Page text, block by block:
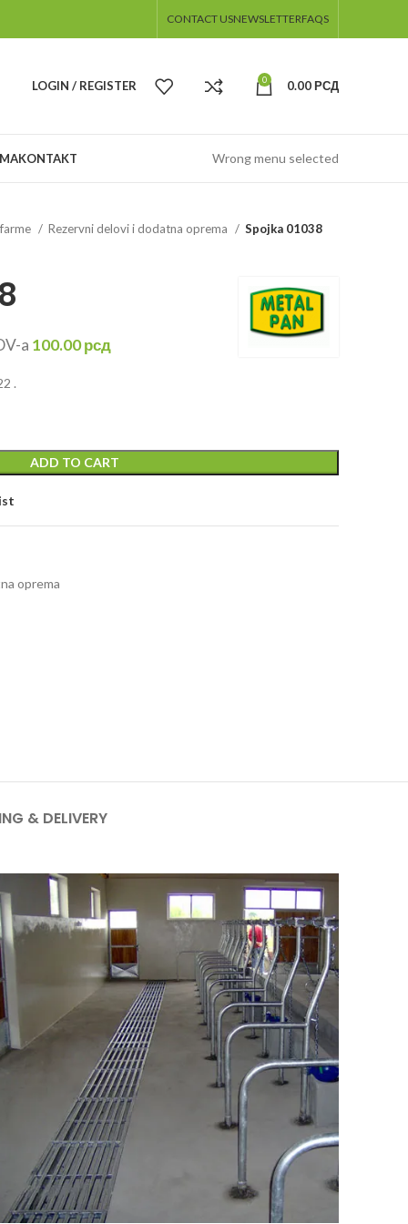
CONTACT USNEWSLETTERFAQS
LOGIN / REGISTER 0 0.00РСД
KONTAKT Wrong menu selected
Rezervni delovi i dodatna oprema Spojka 01038
a 100.00рсд
.
ADD TO CART
oprema
& DELIVERY